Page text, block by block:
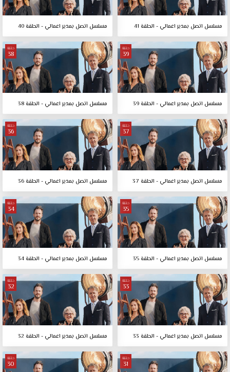
مسلسل اتصل بمدير اعمالي - الحلقة 41 مسلسل اتصل بمدير اعمالي - الحلقة 40
حلقة
39
مسلسل اتصل بمدير اعمالي - الحلقة 39
حلقة
38
مسلسل اتصل بمدير اعمالي - الحلقة 38
حلقة
37
مسلسل اتصل بمدير اعمالي - الحلقة 37
حلقة
36
مسلسل اتصل بمدير اعمالي - الحلقة 36
حلقة
35
مسلسل اتصل بمدير اعمالي - الحلقة 35
حلقة
34
مسلسل اتصل بمدير اعمالي - الحلقة 34
حلقة
33
مسلسل اتصل بمدير اعمالي - الحلقة 33
حلقة
32
مسلسل اتصل بمدير اعمالي - الحلقة 32
حلقة
31
حلقة
30